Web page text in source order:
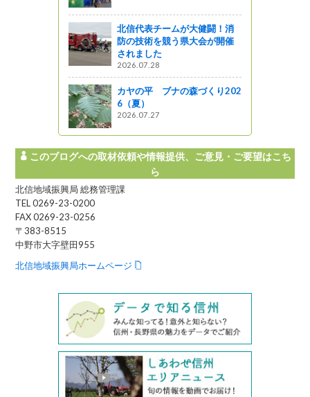
北信代表チームが大健闘！消
防の技術を競う県大会が開催
されました
2026.07.28
カヤの平 ブナの森づくり202
6（夏）
2026.07.27
このブログへの取材依頼や情報提供、ご意見・ご要望はこち
ら
北信地域振興局 総務管理課
TEL 0269-23-0200
FAX 0269-23-0256
〒383-8515
中野市大字壁田955
北信地域振興局ホームページ